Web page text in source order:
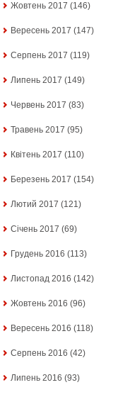
Жовтень 2017 (146)
Вересень 2017 (147)
Серпень 2017 (119)
Липень 2017 (149)
Червень 2017 (83)
Травень 2017 (95)
Квітень 2017 (110)
Березень 2017 (154)
Лютий 2017 (121)
Січень 2017 (69)
Грудень 2016 (113)
Листопад 2016 (142)
Жовтень 2016 (96)
Вересень 2016 (118)
Серпень 2016 (42)
Липень 2016 (93)